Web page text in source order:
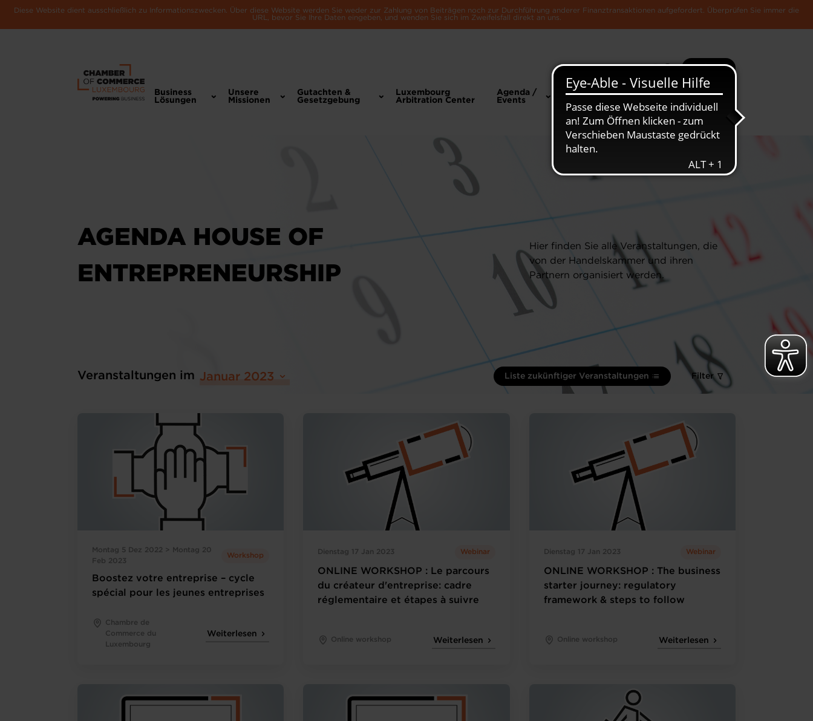
Diese Website dient ausschließlich zu Informationszwecken. Über diese Website werden Sie weder zur Zahlung von Beiträgen noch zur Durchführung anderer Finanztransaktionen aufgefordert. Überprüfen Sie immer die
URL, bevor Sie Ihre Daten eingeben, und wenden Sie sich im Zweifelsfall direkt an uns.
Suche Mehr
Business
Lösungen
Unsere
Missionen
Gutachten &
Gesetzgebung
Luxembourg
Arbitration Center
Agenda /
Events
News &
Die Luxemburger
AGENDA HOUSE OF
ENTREPRENEURSHIP
Hier finden Sie alle Veranstaltungen, die
von der Handelskammer und ihren
Partnern organisiert werden.
Veranstaltungen im Januar 2023 Liste zukünftiger Veranstaltungen Filter
Montag 5 Dez 2022 > Montag 20
Feb 2023
Workshop
Boostez votre entreprise – cycle
spécial pour les jeunes entreprises
Chambre de
Commerce du
Luxembourg
Weiterlesen
Dienstag 17 Jan 2023 Webinar
ONLINE WORKSHOP : Le parcours
du créateur d'entreprise: cadre
réglementaire et étapes à suivre
Online workshop Weiterlesen
Dienstag 17 Jan 2023 Webinar
ONLINE WORKSHOP : The business
starter journey: regulatory
framework & steps to follow
Online workshop Weiterlesen